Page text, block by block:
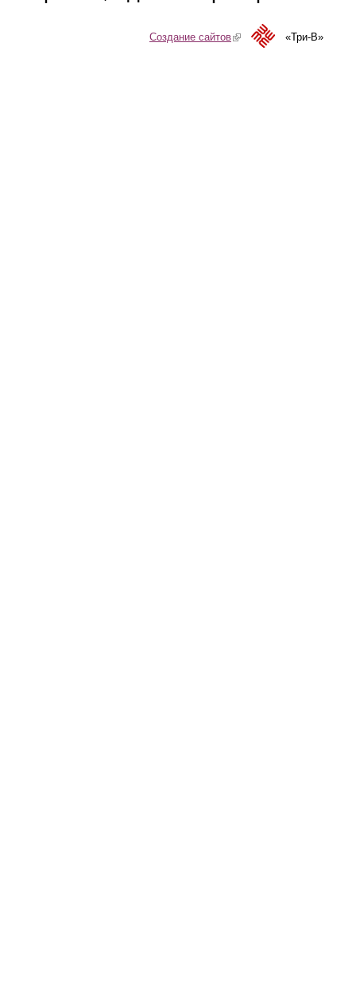
Создание сайтов(link is external)«Три-В»